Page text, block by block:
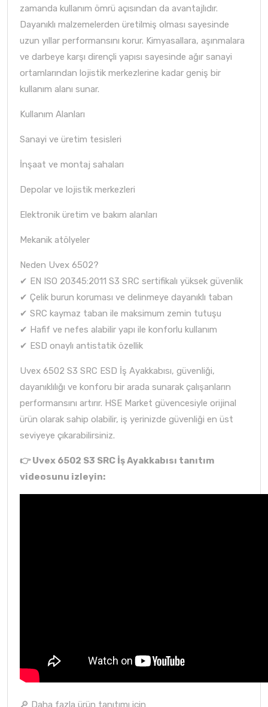
zamanda kullanım ömrü açısından da avantajlıdır.
Dayanıklı malzemelerden üretilmiş olması sayesinde
uzun yıllar performansını korur. Kimyasallara, aşınmalara
ve darbeye karşı dirençli yapısı sayesinde ağır sanayi
ortamlarından lojistik merkezlerine kadar geniş bir
kullanım alanı sunar.
Kullanım Alanları
Sanayi ve üretim tesisleri
İnşaat ve montaj sahaları
Depolar ve lojistik merkezleri
Elektronik üretim ve bakım alanları
Mekanik atölyeler
Neden Uvex 6502?
✔ EN ISO 20345:2011 S3 SRC sertifikalı yüksek güvenlik
✔ Çelik burun koruması ve delinmeye dayanıklı taban
✔ SRC kaymaz taban ile maksimum zemin tutuşu
✔ Hafif ve nefes alabilir yapı ile konforlu kullanım
✔ ESD onaylı antistatik özellik
Uvex 6502 S3 SRC ESD İş Ayakkabısı, güvenliği,
dayanıklılığı ve konforu bir arada sunarak çalışanların
performansını artırır. HSE Market güvencesiyle orijinal
ürün olarak sahip olabilir, iş yerinizde güvenliği en üst
seviyeye çıkarabilirsiniz.
👉 Uvex 6502 S3 SRC İş Ayakkabısı tanıtım
videosunu izleyin:
🔎 Daha fazla ürün tanıtımı için